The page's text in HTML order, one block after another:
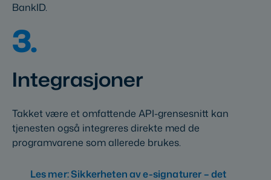
BankID.
3.
Integrasjoner
Takket være et omfattende API-grensesnitt kan
tjenesten også integreres direkte med de
programvarene som allerede brukes.
Les mer: Sikkerheten av e-signaturer – det